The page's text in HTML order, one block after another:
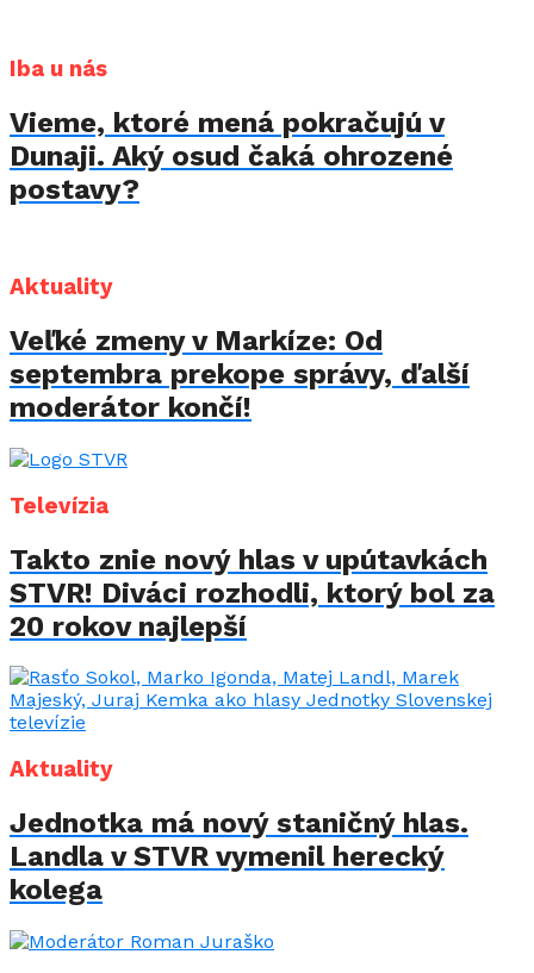
Iba u nás
Vieme, ktoré mená pokračujú v
Dunaji. Aký osud čaká ohrozené
postavy?
Aktuality
Veľké zmeny v Markíze: Od
septembra prekope správy, ďalší
moderátor končí!
Televízia
Takto znie nový hlas v upútavkách
STVR! Diváci rozhodli, ktorý bol za
20 rokov najlepší
Aktuality
Jednotka má nový staničný hlas.
Landla v STVR vymenil herecký
kolega